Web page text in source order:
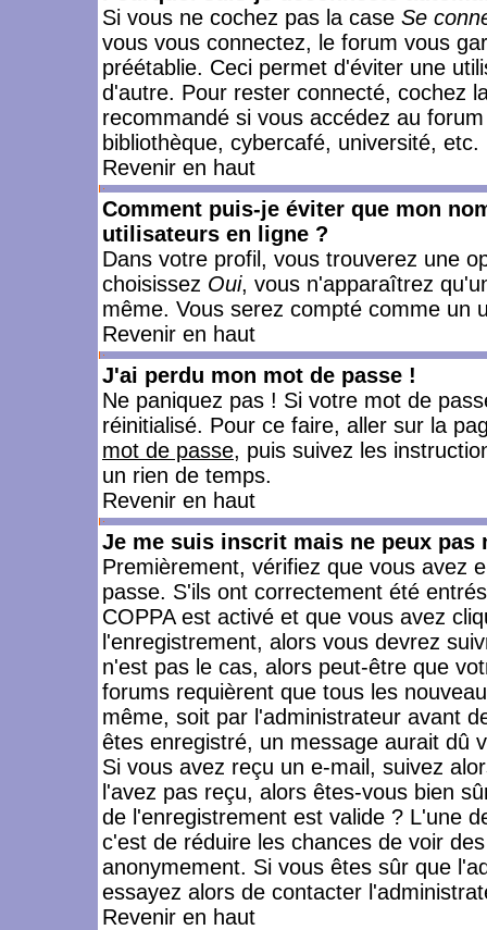
Si vous ne cochez pas la case Se
vous vous connectez, le forum vous
préétablie. Ceci permet d'éviter une
d'autre. Pour rester connecté, cochez
recommandé si vous accédez au
bibliothèque, cybercafé, université, etc.
Revenir en haut
Comment puis-je éviter que mon
utilisateurs en ligne ?
Dans votre profil, vous trouverez une
choisissez Oui, vous n'apparaîtrez
même. Vous serez compté comme un
Revenir en haut
J'ai perdu mon mot de passe !
Ne paniquez pas ! Si votre mot de
réinitialisé. Pour ce faire, aller sur la
mot de passe, puis suivez les
un rien de temps.
Revenir en haut
Je me suis inscrit mais ne peux pas
Premièrement, vérifiez que vous avez
passe. S'ils ont correctement été
COPPA est activé et que vous avez
l'enregistrement, alors vous devrez
n'est pas le cas, alors peut-être que
forums requièrent que tous les
même, soit par l'administrateur avant
êtes enregistré, un message aurait dû
Si vous avez reçu un e-mail, suivez
l'avez pas reçu, alors êtes-vous bien
de l'enregistrement est valide ? L'une
c'est de réduire les chances de voir
anonymement. Si vous êtes sûr que
essayez alors de contacter
Revenir en haut